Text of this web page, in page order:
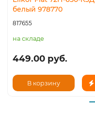
белый 978770
817655
на складе
449.00 руб.
В корзину